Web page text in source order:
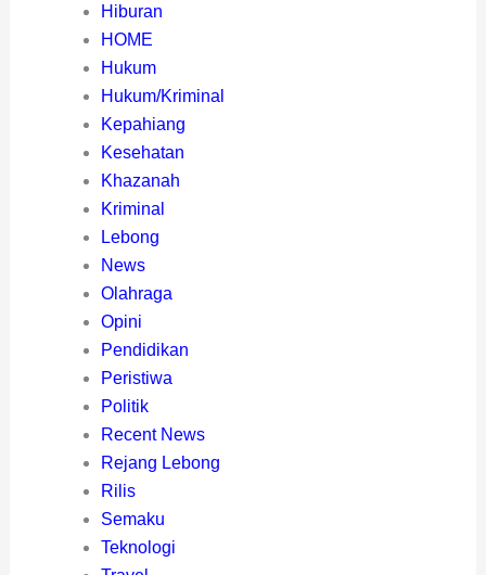
Hiburan
HOME
Hukum
Hukum/Kriminal
Kepahiang
Kesehatan
Khazanah
Kriminal
Lebong
News
Olahraga
Opini
Pendidikan
Peristiwa
Politik
Recent News
Rejang Lebong
Rilis
Semaku
Teknologi